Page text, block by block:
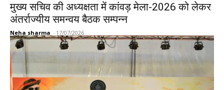
मुख्य सचिव की अध्यक्षता में कांवड़ मेला-2026 को लेकर
अंतर्राज्यीय समन्वय बैठक सम्पन्न
Neha sharma - 17/07/2026